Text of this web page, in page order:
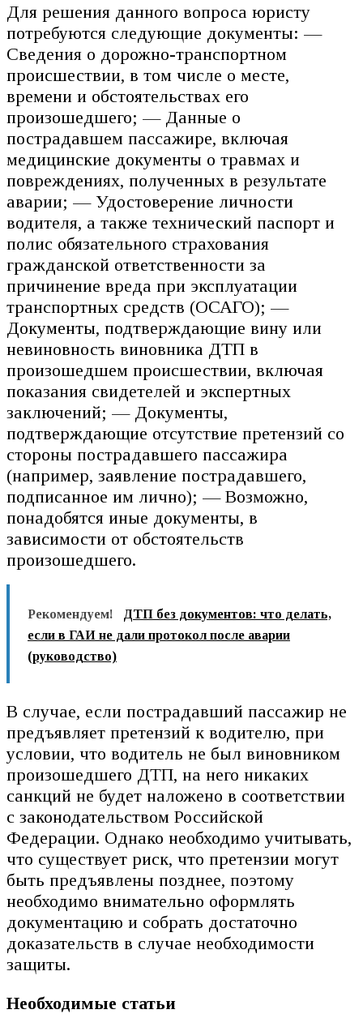
Для решения данного вопроса юристу
потребуются следующие документы: —
Сведения о дорожно-транспортном
происшествии, в том числе о месте,
времени и обстоятельствах его
произошедшего; — Данные о
пострадавшем пассажире, включая
медицинские документы о травмах и
повреждениях, полученных в результате
аварии; — Удостоверение личности
водителя, а также технический паспорт и
полис обязательного страхования
гражданской ответственности за
причинение вреда при эксплуатации
транспортных средств (ОСАГО); —
Документы, подтверждающие вину или
невиновность виновника ДТП в
произошедшем происшествии, включая
показания свидетелей и экспертных
заключений; — Документы,
подтверждающие отсутствие претензий со
стороны пострадавшего пассажира
(например, заявление пострадавшего,
подписанное им лично); — Возможно,
понадобятся иные документы, в
зависимости от обстоятельств
произошедшего.
Рекомендуем!
ДТП без документов: что делать,
если в ГАИ не дали протокол после аварии
(руководство)
В случае, если пострадавший пассажир не
предъявляет претензий к водителю, при
условии, что водитель не был виновником
произошедшего ДТП, на него никаких
санкций не будет наложено в соответствии
с законодательством Российской
Федерации. Однако необходимо учитывать,
что существует риск, что претензии могут
быть предъявлены позднее, поэтому
необходимо внимательно оформлять
документацию и собрать достаточно
доказательств в случае необходимости
защиты.
Необходимые статьи